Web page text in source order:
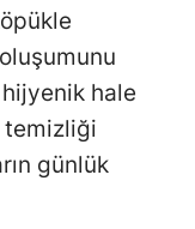
Kars
Kastamonu
Kayseri
Kırklareli
hale
temizliği
günlük